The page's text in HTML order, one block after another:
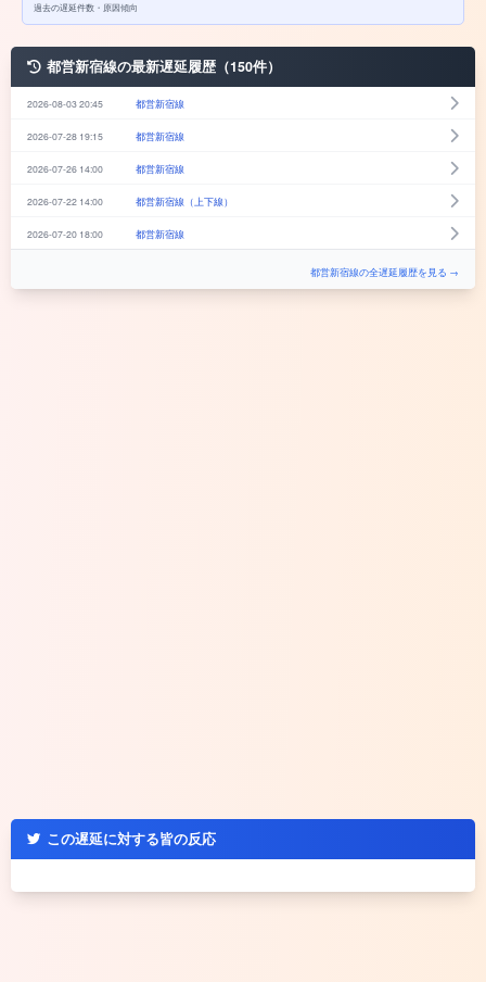
過去の遅延件数・原因傾向
都営新宿線の最新遅延履歴（150件）
2026-08-03 20:45 都営新宿線
2026-07-28 19:15 都営新宿線
2026-07-26 14:00 都営新宿線
2026-07-22 14:00 都営新宿線（上下線）
2026-07-20 18:00 都営新宿線
都営新宿線の全遅延履歴を見る →
この遅延に対する皆の反応